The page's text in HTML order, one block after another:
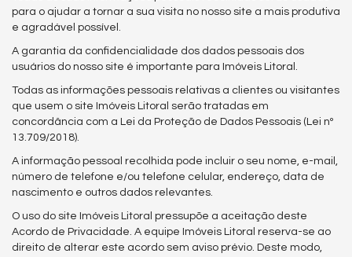
para o ajudar a tornar a sua visita no nosso site a mais produtiva
e agradável possível.
A garantia da confidencialidade dos dados pessoais dos
usuários do nosso site é importante para Imóveis Litoral.
Todas as informações pessoais relativas a clientes ou visitantes
que usem o site Imóveis Litoral serão tratadas em
concordância com a Lei da Proteção de Dados Pessoais (Lei nº
13.709/2018).
A informação pessoal recolhida pode incluir o seu nome, e-mail,
número de telefone e/ou telefone celular, endereço, data de
nascimento e outros dados relevantes.
O uso do site Imóveis Litoral pressupõe a aceitação deste
Acordo de Privacidade. A equipe Imóveis Litoral reserva-se ao
direito de alterar este acordo sem aviso prévio. Deste modo,